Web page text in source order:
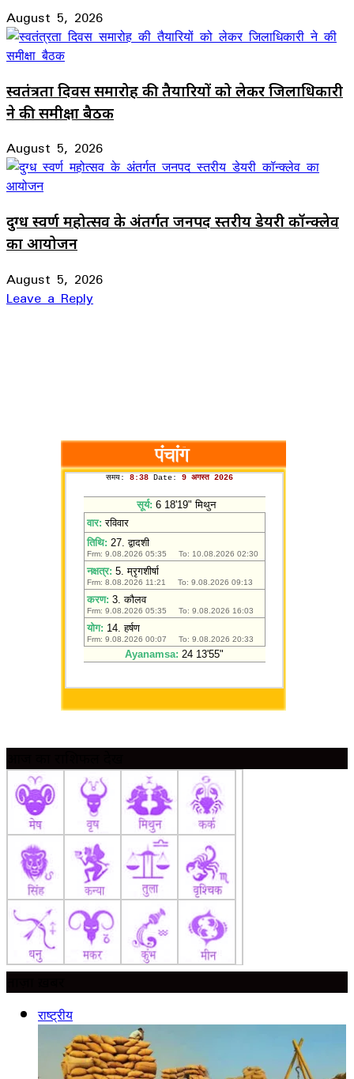
August 5, 2026
स्वतंत्रता दिवस समारोह की तैयारियों को लेकर जिलाधिकारी
ने की समीक्षा बैठक
August 5, 2026
दुग्ध स्वर्ण महोत्सव के अंतर्गत जनपद स्तरीय डेयरी कॉन्क्लेव
का आयोजन
August 5, 2026
Leave a Reply
राष्ट्रीय